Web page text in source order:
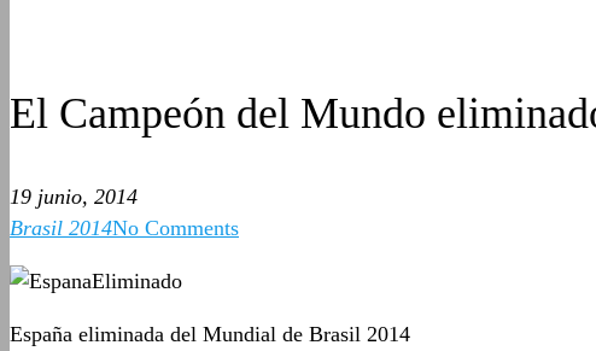
El Campeón del Mundo
19 junio, 2014
Brasil 2014No Comments
España eliminada del Mundial de Brasil 2014